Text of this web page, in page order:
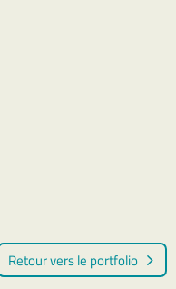
Retour vers le portfolio